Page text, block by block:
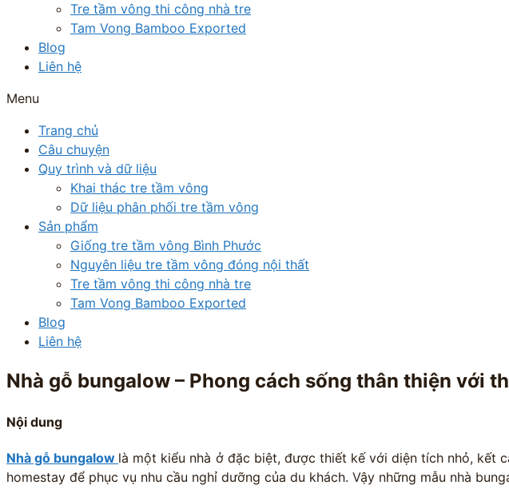
Tre tầm vông thi công nhà tre
Tam Vong Bamboo Exported
Blog
Liên hệ
Menu
Trang chủ
Câu chuyện
Quy trình và dữ liệu
Khai thác tre tầm vông
Dữ liệu phân phối tre tầm vông
Sản phẩm
Giống tre tầm vông Bình Phước
Nguyên liệu tre tầm vông đóng nội thất
Tre tầm vông thi công nhà tre
Tam Vong Bamboo Exported
Blog
Liên hệ
Nhà gỗ bungalow – Phong cách sống thân thiện với
Nội dung
Nhà gỗ bungalow là một kiểu nhà ở đặc biệt, được thiết kế với diện tích nhỏ, kết
homestay để phục vụ nhu cầu nghỉ dưỡng của du khách. Vậy những mẫu nhà